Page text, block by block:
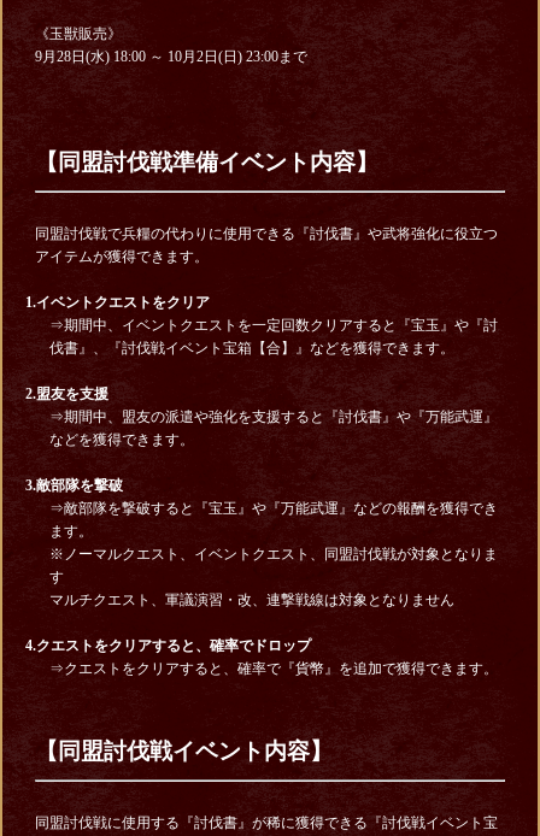
《玉獣販売》
9月28日(水) 18:00 ～ 10月2日(日) 23:00まで
【同盟討伐戦準備イベント内容】
同盟討伐戦で兵糧の代わりに使用できる『討伐書』や武将強化に役立つ
アイテムが獲得できます。
1.イベントクエストをクリア
⇒期間中、イベントクエストを一定回数クリアすると『宝玉』や『討
伐書』、『討伐戦イベント宝箱【合】』などを獲得できます。
2.盟友を支援
⇒期間中、盟友の派遣や強化を支援すると『討伐書』や『万能武運』
などを獲得できます。
3.敵部隊を撃破
⇒敵部隊を撃破すると『宝玉』や『万能武運』などの報酬を獲得でき
ます。
※ノーマルクエスト、イベントクエスト、同盟討伐戦が対象となりま
す
マルチクエスト、軍議演習・改、連撃戦線は対象となりません
4.クエストをクリアすると、確率でドロップ
⇒クエストをクリアすると、確率で『貨幣』を追加で獲得できます。
【同盟討伐戦イベント内容】
同盟討伐戦に使用する『討伐書』が稀に獲得できる『討伐戦イベント宝